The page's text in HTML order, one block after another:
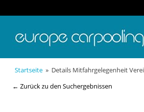
Startseite » Details Mitfahrgelegenheit
← Zurück zu den Suchergebnissen